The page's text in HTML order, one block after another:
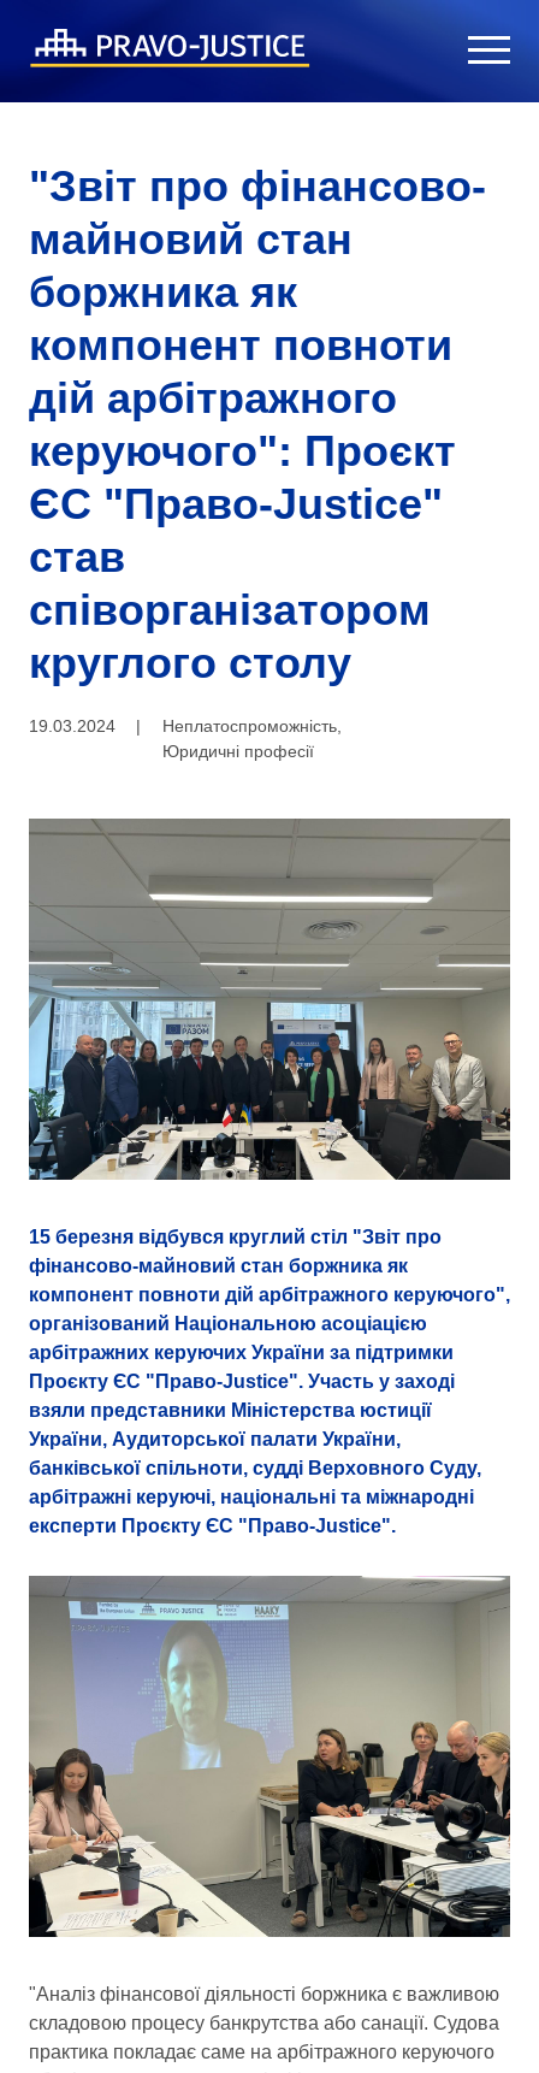
"Звіт про фінансово-
майновий стан
боржника як
компонент повноти
дій арбітражного
керуючого": Проєкт
ЄС "Право-Justice"
став
співорганізатором
круглого столу
19.03.2024 | Неплатоспроможність,
Юридичні професії
15 березня відбувся круглий стіл "Звіт про
фінансово-майновий стан боржника як
компонент повноти дій арбітражного керуючого",
організований Національною асоціацією
арбітражних керуючих України за підтримки
Проєкту ЄС "Право-Justice". Участь у заході
взяли представники Міністерства юстиції
України, Аудиторської палати України,
банківської спільноти, судді Верховного Суду,
арбітражні керуючі, національні та міжнародні
експерти Проєкту ЄС "Право-Justice".
"Аналіз фінансової діяльності боржника є важливою
складовою процесу банкрутства або санації. Судова
практика покладає саме на арбітражного керуючого